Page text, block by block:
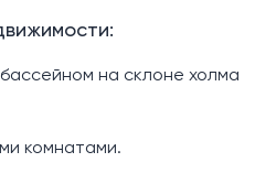
на склоне холма
комнатами.